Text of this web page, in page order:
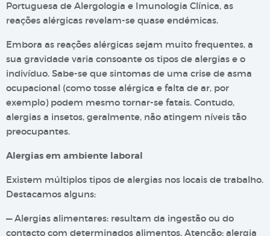
Portuguesa de Alergologia e Imunologia Clínica, as
reações alérgicas revelam-se quase endémicas.
Embora as reações alérgicas sejam muito frequentes, a
sua gravidade varia consoante os tipos de alergias e o
indivíduo. Sabe-se que sintomas de uma crise de asma
ocupacional (como tosse alérgica e falta de ar, por
exemplo) podem mesmo tornar-se fatais. Contudo,
alergias a insetos, geralmente, não atingem níveis tão
preocupantes.
Alergias em ambiente laboral
Existem múltiplos tipos de alergias nos locais de trabalho.
Destacamos alguns:
— Alergias alimentares: resultam da ingestão ou do
contacto com determinados alimentos. Atenção: alergia